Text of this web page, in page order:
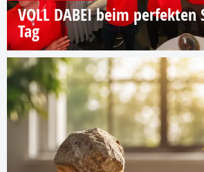
VOLL DABEI beim
Tag